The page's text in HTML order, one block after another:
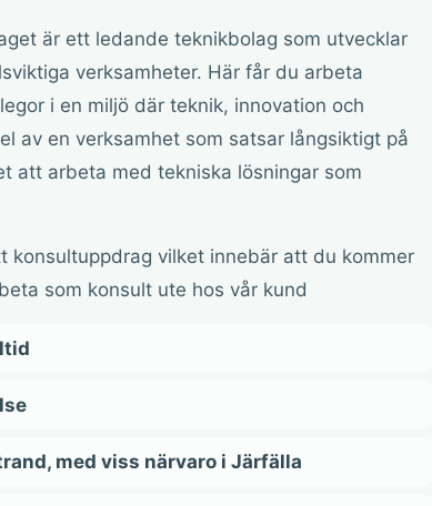
är ett ledande teknikbolag som utvecklar
verksamheter. Här får du arbeta
i en miljö där teknik, innovation och
av en verksamhet som satsar långsiktigt på
att arbeta med tekniska lösningar som
konsultuppdrag vilket innebär att du kommer
som konsult ute hos vår kund
med viss närvaro i Järfälla